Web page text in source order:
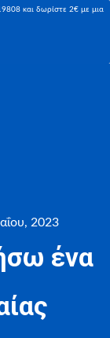
και δωρίστε 2€ με μια
2023
ένα